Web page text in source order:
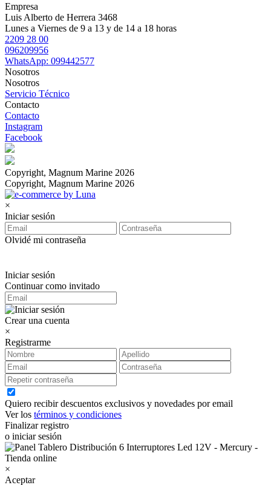
Empresa
Luis Alberto de Herrera 3468
Lunes a Viernes de 9 a 13 y de 14 a 18 horas
2209 28 00
096209956
WhatsApp: 099442577
Nosotros
Nosotros
Servicio Técnico
Contacto
Contacto
Instagram
Facebook
Copyright, Magnum Marine 2026
Copyright, Magnum Marine 2026
×
Iniciar sesión
Olvidé mi contraseña
Iniciar sesión
Continuar como invitado
Crear una cuenta
×
Registrarme
Quiero recibir descuentos exclusivos y novedades por email
Ver los términos y condiciones
Finalizar registro
o iniciar sesión
×
Aceptar